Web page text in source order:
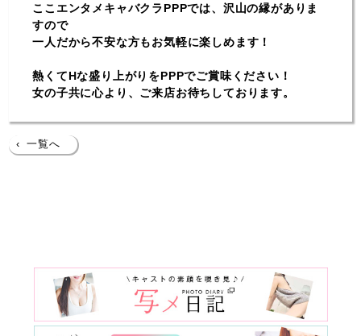
ここエンタメキャバクラPPPでは、沢山の縁がありま
すので
一人だから不安な方もお気軽に楽しめます！
熱くてHな盛り上がりをPPPでご賞味ください！
女の子共に心より、ご来店お待ちしております。
‹ 一覧へ